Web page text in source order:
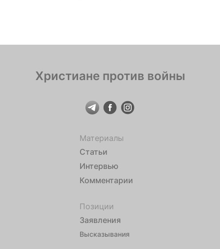
Христиане против войны
Материалы
Статьи
Интервью
Комментарии
Позиции
Заявления
Высказывания